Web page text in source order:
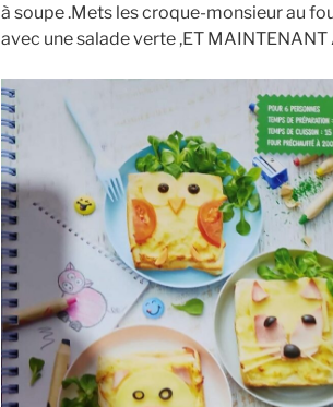
à soupe .Mets les croque-monsieur au
avec une salade verte ,ET MAINTENANT